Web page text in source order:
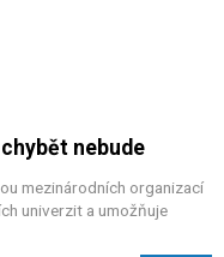
nebude
mezinárodních organizací
univerzit a umožňuje